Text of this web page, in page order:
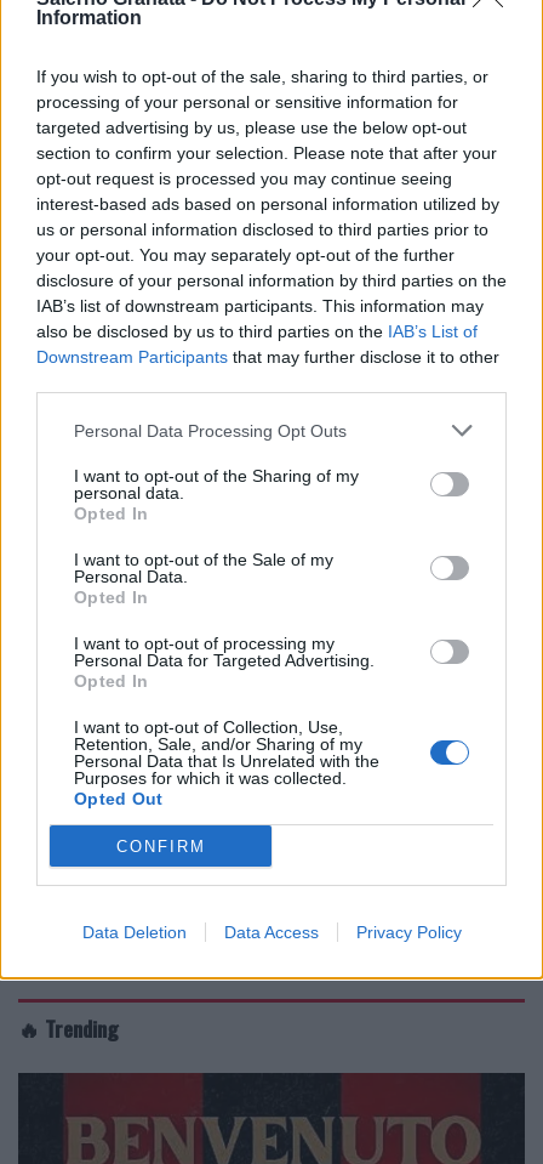
Information
If you wish to opt-out of the sale, sharing to third parties, or
processing of your personal or sensitive information for
targeted advertising by us, please use the below opt-out
section to confirm your selection. Please note that after your
opt-out request is processed you may continue seeing
interest-based ads based on personal information utilized by
us or personal information disclosed to third parties prior to
your opt-out. You may separately opt-out of the further
disclosure of your personal information by third parties on the
IAB’s list of downstream participants. This information may
also be disclosed by us to third parties on the IAB’s List of
Downstream Participants that may further disclose it to other
Personal Data Processing Opt Outs
I want to opt-out of the Sharing of my
personal data.
Opted In
I want to opt-out of the Sale of my
Personal Data.
Opted In
I want to opt-out of processing my
Personal Data for Targeted Advertising.
Opted In
I want to opt-out of Collection, Use,
Retention, Sale, and/or Sharing of my
Personal Data that Is Unrelated with the
Purposes for which it was collected.
Opted Out
CONFIRM
Data Deletion Data Access Privacy Policy
🔥 Trending